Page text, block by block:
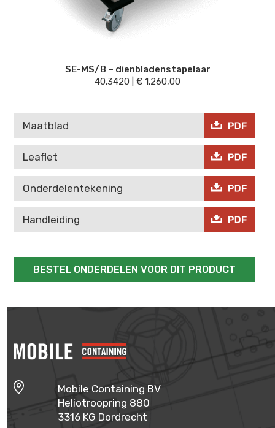
SE-MS/B – dienbladenstapelaar
40.3420
€ 1.260,00
Maatblad
Leaflet
Onderdelentekening
Handleiding
BESTEL ONDERDELEN VOOR DIT PRODUCT
Mobile Containing BV
Heliotroopring 880
3316 KG Dordrecht